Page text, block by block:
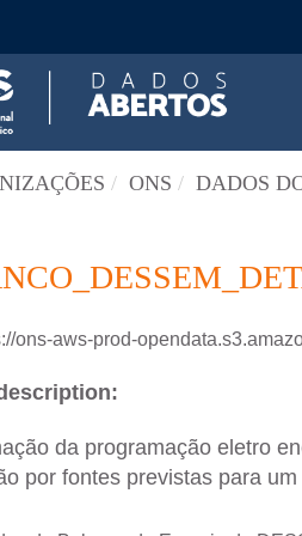
ONS DADOS
ons-aws-prod-
da programação eletro
por fontes previstas para